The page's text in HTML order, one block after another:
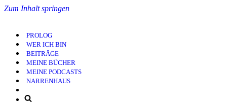
Zum Inhalt springen
PROLOG
WER ICH BIN
BEITRÄGE
MEINE BÜCHER
MEINE PODCASTS
NARRENHAUS